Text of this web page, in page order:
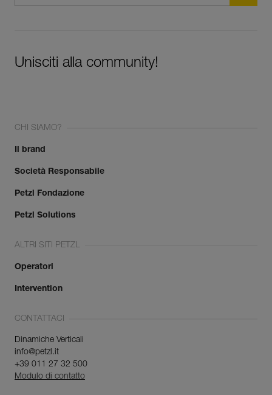
Unisciti alla community!
CHI SIAMO?
Il brand
Società Responsabile
Petzl Fondazione
Petzl Solutions
ALTRI SITI PETZL
Operatori
Intervention
CONTATTACI
Dinamiche Verticali
info@petzl.it
+39 011 27 32 500
Modulo di contatto